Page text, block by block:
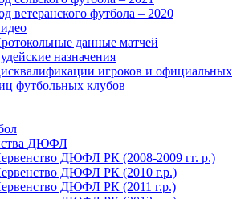
ветеранского футбола – 2020
данные матчей
назначения
игроков и официальных
футбольных клубов
ДЮФЛ
ДЮФЛ РК (2008-2009 гг. р.)
ДЮФЛ РК (2010 г.р.)
ДЮФЛ РК (2011 г.р.)